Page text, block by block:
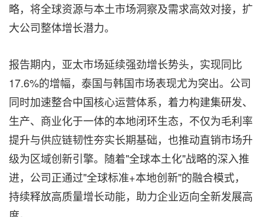
略，将全球资源与本土市场洞察及需求高效对接，扩
大公司整体增长潜力。
报告期内，亚太市场延续强劲增长势头，实现同比
17.6%的增幅，泰国与韩国市场表现尤为突出。公司
同时加速整合中国核心运营体系，着力构建集研发、
生产、商业化于一体的本地闭环生态，不仅为毛利率
提升与供应链韧性夯实长期基础，也推动直销市场升
级为区域创新引擎。随着"全球本土化"战略的深入推
进，公司正通过"全球标准+本地创新"的融合模式，
持续释放高质量增长动能，助力企业迈向全新发展高